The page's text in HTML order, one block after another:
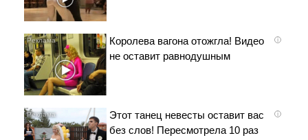
i
Королева вагона отожгла! Видео
не оставит равнодушным
i
Этот танец невесты оставит вас
без слов! Пересмотрела 10 раз